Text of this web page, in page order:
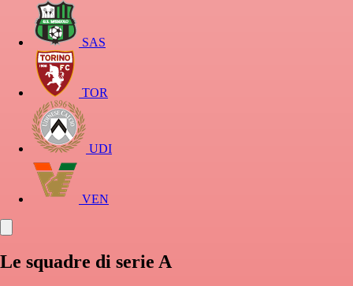
SAS
TOR
UDI
VEN
Le squadre di serie A